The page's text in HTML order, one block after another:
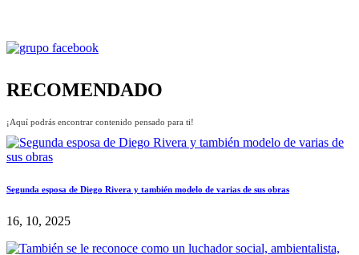
RECOMENDADO
¡Aquí podrás encontrar contenido pensado para ti!
Segunda esposa de Diego Rivera y también modelo de varias de sus obras
16, 10, 2025